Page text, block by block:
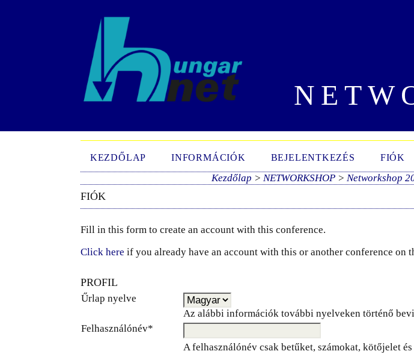
KEZDŐLAP INFORMÁCIÓK BEJELENTKEZÉS FIÓK
Kezdőlap >NETWORKSHOP >Networkshop
FIÓK
Fill in this form to create an account with this conference.
Click here if you already have an account with this or another conference on
PROFIL
Űrlap nyelve
Az alábbi információk további nyelveken történő
Felhasználónév*
A felhasználónév csak betűket, számokat, kötőjelet